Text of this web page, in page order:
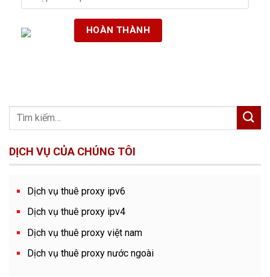
DỊCH VỤ CỦA CHÚNG TÔI
Dịch vụ thuê proxy ipv6
Dịch vụ thuê proxy ipv4
Dịch vụ thuê proxy việt nam
Dịch vụ thuê proxy nước ngoài